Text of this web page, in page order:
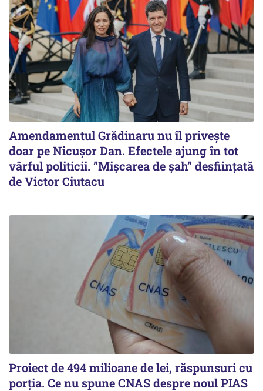
Amendamentul Grădinaru nu îl privește
doar pe Nicușor Dan. Efectele ajung în tot
vârful politicii. ”Mișcarea de șah” desființată
de Victor Ciutacu
Proiect de 494 milioane de lei, răspunsuri cu
porția. Ce nu spune CNAS despre noul PIAS